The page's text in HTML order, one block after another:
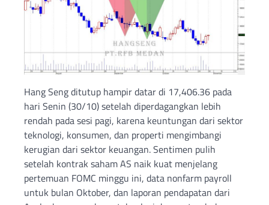
Hang Seng ditutup hampir datar di 17,406.36 pada
hari Senin (30/10) setelah diperdagangkan lebih
rendah pada sesi pagi, karena keuntungan dari sektor
teknologi, konsumen, dan properti mengimbangi
kerugian dari sektor keuangan. Sentimen pulih
setelah kontrak saham AS naik kuat menjelang
pertemuan FOMC minggu ini, data nonfarm payroll
untuk bulan Oktober, dan laporan pendapatan dari